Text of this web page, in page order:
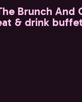
Brunch And
& drink